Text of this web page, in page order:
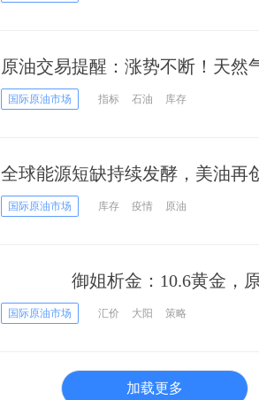
原油交易提醒：涨势不断！天然
新高，多头士气如虹
国际原油市场 指标 石油 库存
全球能源短缺持续发酵，美油再
国际原油市场 库存 疫情 原油
御姐析金：10.6黄金，原
略国际原油市场 汇价 大阳 策略
加载更多